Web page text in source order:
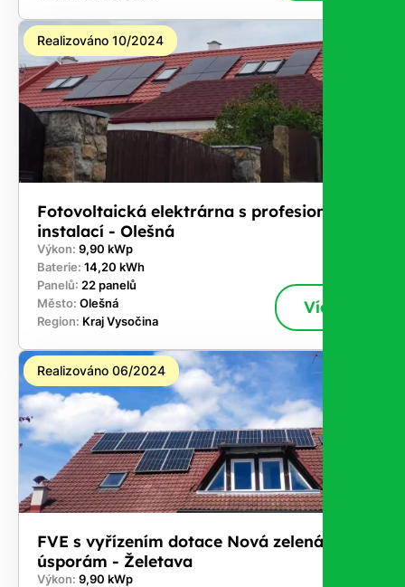
Realizováno 10/2024
Fotovoltaická elektrárna s profesionální
instalací - Olešná
Výkon: 9,90 kWp
Baterie: 14,20 kWh
Panelů: 22 panelů
Město: Olešná
Region: Kraj Vysočina
Více
Realizováno 06/2024
FVE s vyřízením dotace Nová zelená
úsporám - Želetava
Výkon: 9,90 kWp